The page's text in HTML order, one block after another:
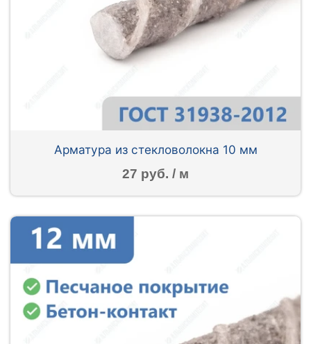
Арматура из стекловолокна 10 мм
27 руб. / м